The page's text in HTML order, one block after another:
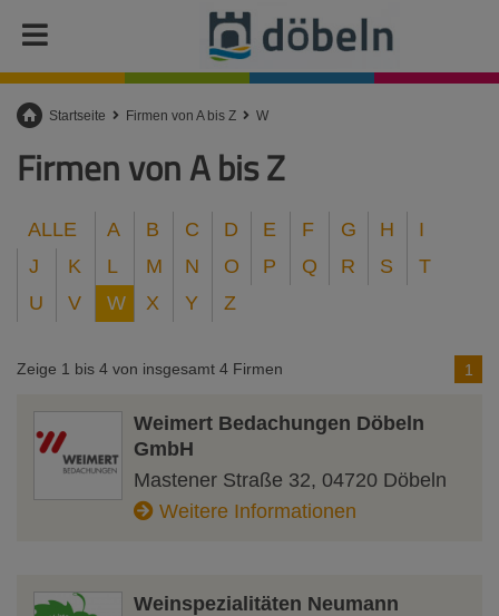
Startseite Firmen von A bis Z W
Firmen von A bis Z
ALLE A B C D E F G H
I
J
K L M N O P Q R S
T
U
V W X Y Z
Zeige 1 bis 4 von insgesamt 4 Firmen 1
Weimert Bedachungen Döbeln
GmbH
Mastener Straße 32, 04720 Döbeln
Weitere Informationen
Weinspezialitäten Neumann